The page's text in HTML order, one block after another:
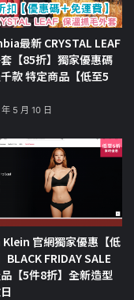
最新 CRYSTAL LEAF
【85折】獨家優惠碼
千款 特定商品【低至5
5 月 10 日
官網獨家優惠【低
BLACK FRIDAY SALE
【5件8折】全新造型